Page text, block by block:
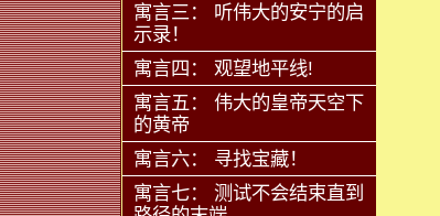
寓言三： 听伟大的安宁的启
示录！
寓言四： 观望地平线!
寓言五： 伟大的皇帝天空下
的黄帝
寓言六： 寻找宝藏！
寓言七： 测试不会结束直到